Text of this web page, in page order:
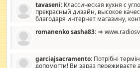
стандартные формы, в MebelOk,
со вкусом все в порядке, без ненужных
мебель, а это не последний фактор.
tavaseni: Классическая кухня с
прекрасный дизайн, высокое
благодаря интернет магазину,
romanenko sasha83: ⇒
garciajsacramento: Потрібні
допомогти! Ви зараз переживаєте